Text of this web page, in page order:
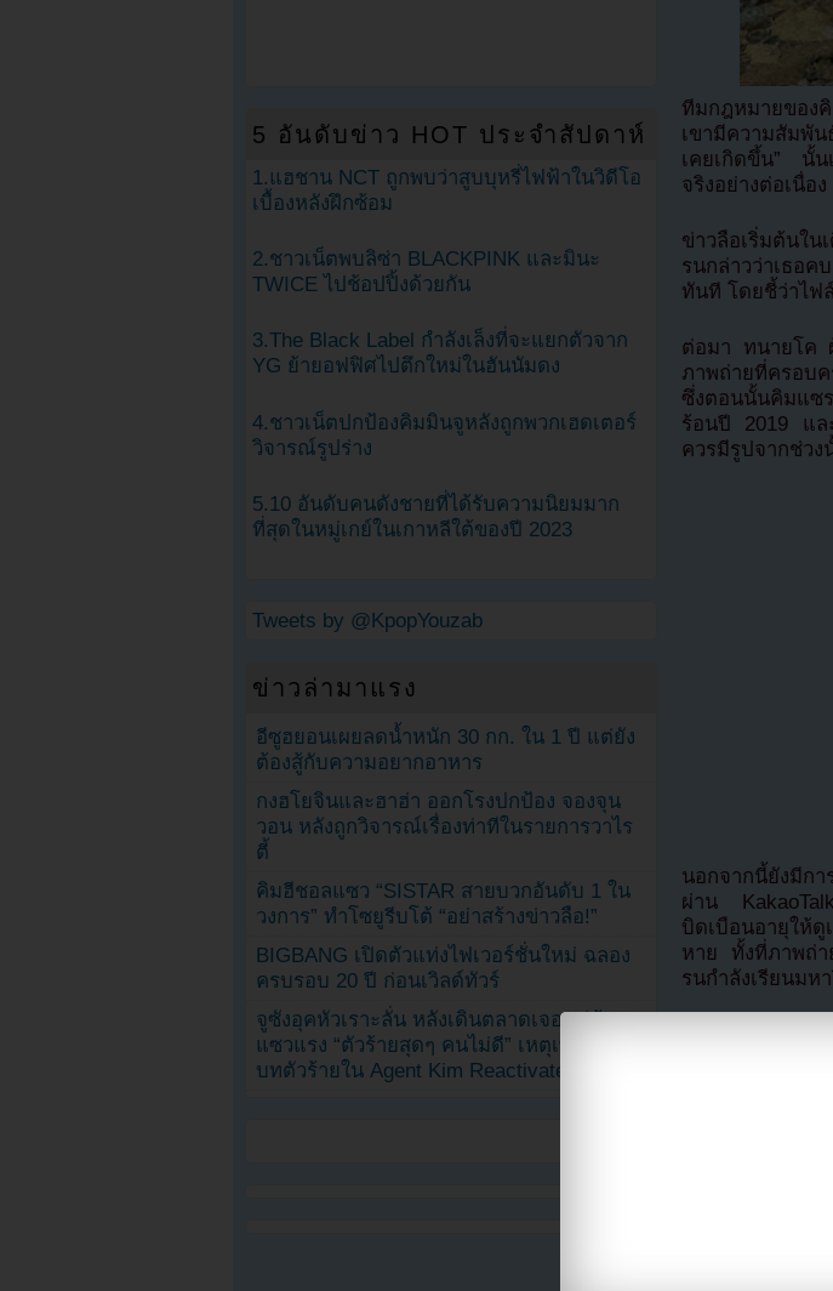
ทีมกฎหมายของ
เขามีความสัมพั
เคยเกิดขึ้น” นั้น
จริงอย่างต่อเนื่อง
ข่าวลือเริ่มต้นใ
รนกล่าวว่าเธอ
ทันที โดยชี้ว่าไฟ
ต่อมา ทนายโค
ภาพถ่ายที่ครอบ
ซึ่งตอนนั้นคิมแซ
ร้อนปี 2019 แล
ควรมีรูปจากช่วง
นอกจากนี้ยังมีก
ผ่าน
บิดเบือนอายุให้
หาย ทั้งที่ภาพถ่า
รนกำลังเรียนมห
ทนายโคยังกล่า
และรุนแรง” พ
เรียกร้องให้สัง
ปัจจุบัน คิมซูฮย
กฎหมายและหา
5 อันดับข่าว HOT ประจำสัปดาห์
1.แฮชาน NCT ถูกพบว่าสูบบุหรี่ไฟฟ้าในวิดีโอ
เบื้องหลังฝึกซ้อม
2.ชาวเน็ตพบลิซ่า BLACKPINK และมินะ
TWICE ไปช้อปปิ้งด้วยกัน
3.The Black Label กำลังเล็งที่จะแยกตัวจาก
YG ย้ายอฟฟิศไปตึกใหม่ในฮันนัมดง
4.ชาวเน็ตปกป้องคิมมินจูหลังถูกพวกเฮดเตอร์
วิจารณ์รูปร่าง
5.10 อันดับคนดังชายที่ได้รับความนิยมมาก
ที่สุดในหมู่เกย์ในเกาหลีใต้ของปี 2023
Tweets by @KpopYouzab
ข่าวล่ามาแรง
อีซูฮยอนเผยลดน้ำหนัก 30 กก. ใน 1 ปี แต่ยัง
ต้องสู้กับความอยากอาหาร
กงฮโยจินและฮาฮ่า ออกโรงปกป้อง จองจุน
วอน หลังถูกวิจารณ์เรื่องท่าทีในรายการวาไร
ตี้
คิมฮีชอลแซว “SISTAR สายบวกอันดับ 1 ใน
วงการ” ทำโซยูรีบโต้ “อย่าสร้างข่าวลือ!”
BIGBANG เปิดตัวแท่งไฟเวอร์ชั่นใหม่ ฉลอง
ครบรอบ 20 ปี ก่อนเวิลด์ทัวร์
จูซังอุคหัวเราะลั่น หลังเดินตลาดเจอแม่ค้า
แซวแรง “ตัวร้ายสุดๆ คนไม่ดี” เหตุเพราะอิน
บทตัวร้ายใน Agent Kim Reactivated